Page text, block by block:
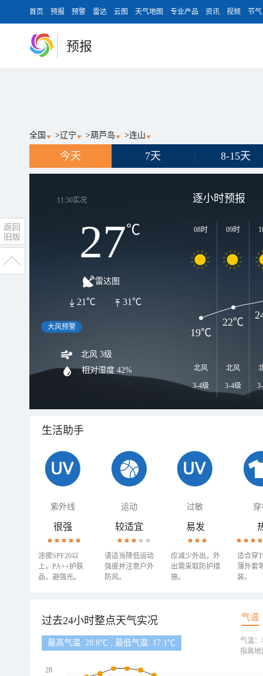
首页 预报 预警 雷达 云图 天气地图 专业产品 资讯 视频 节气
预报
全国 >辽宁 >葫芦岛 >连山
今天 7天 8-15天
11:30实况
27℃
雷达图
31℃
21℃
大风预警
北风 3级
相对湿度 42%
逐小时预报
08时
北风
3-4级
09时
北风
3-4级
19℃
22℃
生活助手
紫外线 运动 过敏 穿
很强
涂擦SPF20以
上，PA++护肤
品，避强光。
较适宜
请适当降低运动
强度并注意户外
防风。
易发
应减少外出，外
出需采取防护措
施。
适合穿
薄外套
装。
过去24小时整点天气实况 气温
最高气温: 28.8℃ , 最低气温: 17.1℃
28
气温：
指离地